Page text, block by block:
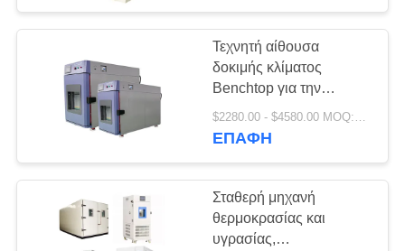
Τεχνητή αίθουσα
δοκιμής κλίματος
Benchtop για την
υγρασία θερμοκρασίας
ΕΠΑΦΉ
Σταθερή μηχανή
θερμοκρασίας και
υγρασίας,